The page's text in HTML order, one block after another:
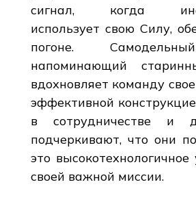
сигнал, когда
использует свою Силу,
погоне.
напоминающий
вдохновляет команду
эффективной
в сотрудничестве и
подчеркивают, что они
это высокотехнологичное
своей важной миссии.